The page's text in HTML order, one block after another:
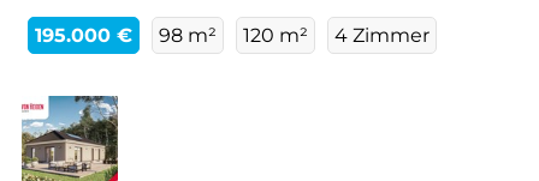
195.000 € 98 m² 120 m² 4 Zimmer